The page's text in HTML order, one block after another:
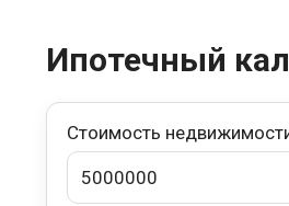
Ипотечный
Стоимость